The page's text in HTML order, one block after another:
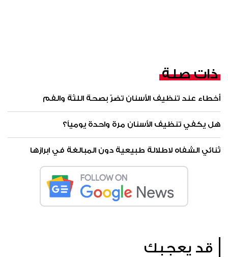
ذات صلة
أخطاء عند تنظيف الأسنان تضرّ بصحة اللثة والفم
هل يكفي تنظيف الأسنان مرة واحدة يومياً؟
ثنائي الشفاه لاطلالة طبيعية دون المبالغة في ابرازها
قد يعجبك